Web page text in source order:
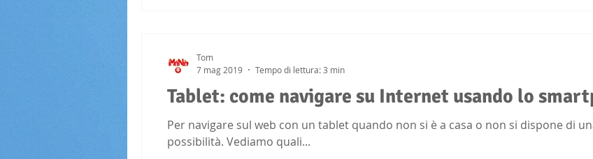
Tablet: come navigare su Internet usando lo
Per navigare sul web con un tablet quando non si è a casa o non si dispone di
possibilità. Vediamo quali...
Tom
7 mag 2019
Tempo di lettura: 3 min